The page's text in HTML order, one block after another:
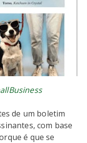
de um boletim
com base
é que se